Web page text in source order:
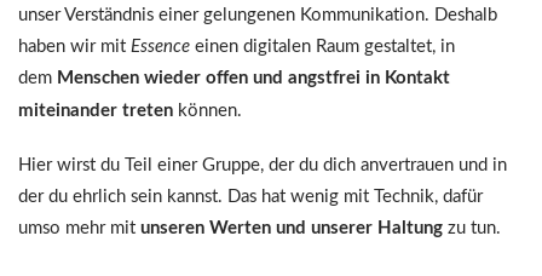
unser Verständnis einer gelungenen Kommunikation. Deshalb
haben wir mit Essence einen digitalen Raum gestaltet, in
dem Menschen wieder offen und angstfrei in Kontakt
miteinander treten können.
Hier wirst du Teil einer Gruppe, der du dich anvertrauen und in
der du ehrlich sein kannst. Das hat wenig mit Technik, dafür
umso mehr mit unseren Werten und unserer Haltung zu tun.